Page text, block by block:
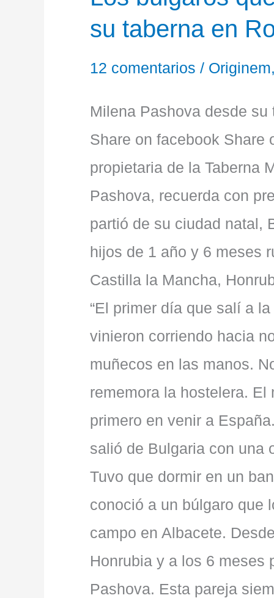
su taberna en
12 comentarios / Originem,
Milena Pashova desde
Share on facebook Share
propietaria de la Taberna
Pashova, recuerda con
partió de su ciudad natal,
hijos de 1 año y 6 meses
Castilla la Mancha,
“El primer día que salí a
vinieron corriendo hacia
muñecos en las manos.
rememora la hostelera.
primero en venir a
salió de Bulgaria con una
Tuvo que dormir en un
conoció a un búlgaro que
campo en Albacete.
Honrubia y a los 6 meses
Pashova. Esta pareja